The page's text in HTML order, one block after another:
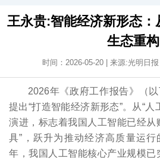
王永贵:智能经济新形态：
生态重构
时间：2026-05-20 | 来源:光明日
2026年《政府工作报告》（
提出“打造智能经济新形态”。从“人
演进，标志着我国人工智能已经从
具”，跃升为推动经济高质量运行
年，我国人工智能核心产业规模已